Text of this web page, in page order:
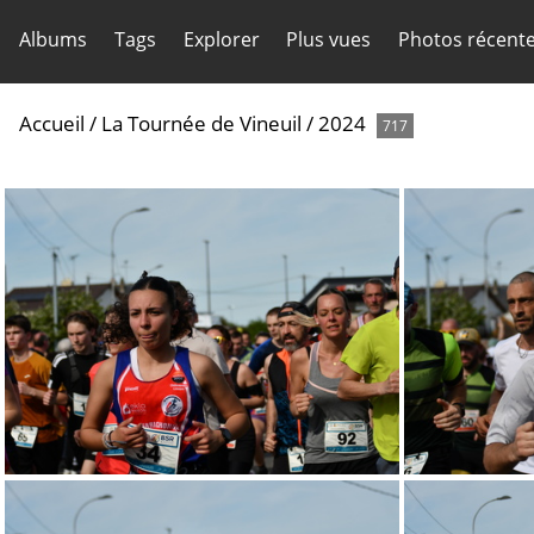
Albums Tags Explorer Plus vues Photos
Accueil / La Tournée de Vineuil /2024 717